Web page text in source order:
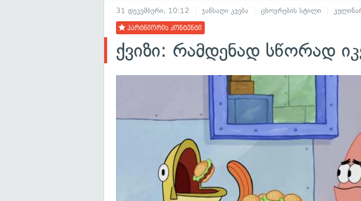
31 დეკემბერი, 10:12 ჯანსაღი კვება ცხოვრების სტილი
პარტნიორის კონტენტი
ქვიზი: რამდენად სწორად